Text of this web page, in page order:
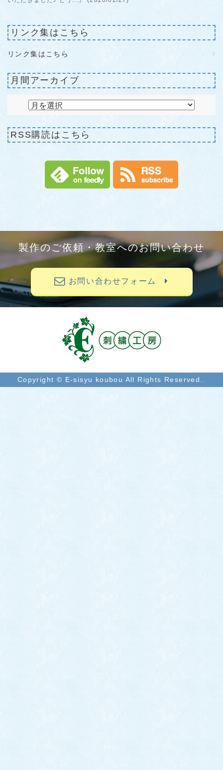
リンク集はこちら
リンク集はこちら
月間アーカイブ
RSS購読はこちら
製作のご依頼・教室へのお問い合わせ
お問い合わせフォーム
Copyright © E-sisyu koubou All Rights Reserved..